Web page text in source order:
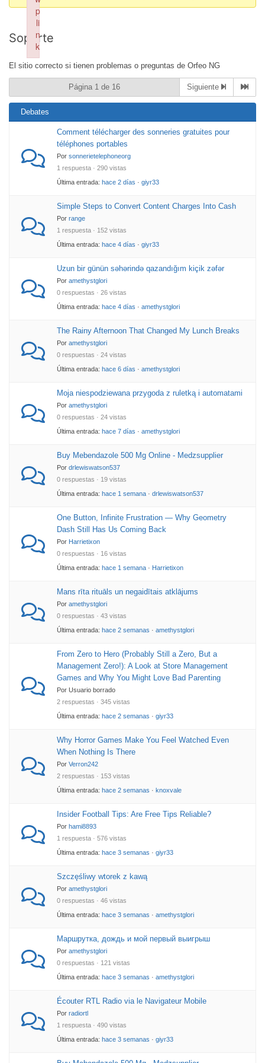
You
here:
Soporte
El sitio correcto si tienen problemas o preguntas de Orfeo NG
Página 1 de 16 Siguiente
Debates
Comment télécharger des sonneries gratuites pour
téléphones portables
Por sonnerietelephoneorg
1 respuesta · 290 vistas
Última entrada: hace 2 días · giyr33
Simple Steps to Convert Content Charges Into Cash
Por range
1 respuesta · 152 vistas
Última entrada: hace 4 días · giyr33
Uzun bir günün səhərində qazandığım kiçik zəfər
Por amethystglori
0 respuestas · 26 vistas
Última entrada: hace 4 días · amethystglori
The Rainy Afternoon That Changed My Lunch Breaks
Por amethystglori
0 respuestas · 24 vistas
Última entrada: hace 6 días · amethystglori
Moja niespodziewana przygoda z ruletką i automatami
Por amethystglori
0 respuestas · 24 vistas
Última entrada: hace 7 días · amethystglori
Buy Mebendazole 500 Mg Online - Medzsupplier
Por drlewiswatson537
0 respuestas · 19 vistas
Última entrada: hace 1 semana · drlewiswatson537
One Button, Infinite Frustration — Why Geometry
Dash Still Has Us Coming Back
Por Harrietixon
0 respuestas · 16 vistas
Última entrada: hace 1 semana · Harrietixon
Mans rīta rituāls un negaidītais atklājums
Por amethystglori
0 respuestas · 43 vistas
Última entrada: hace 2 semanas · amethystglori
From Zero to Hero (Probably Still a Zero, But a
Management Zero!): A Look at Store Management
Games and Why You Might Love Bad Parenting
Por Usuario borrado
2 respuestas · 345 vistas
Última entrada: hace 2 semanas · giyr33
Why Horror Games Make You Feel Watched Even
When Nothing Is There
Por Verron242
2 respuestas · 153 vistas
Última entrada: hace 2 semanas · knoxvale
Insider Football Tips: Are Free Tips Reliable?
Por hami8893
1 respuesta · 576 vistas
Última entrada: hace 3 semanas · giyr33
Szczęśliwy wtorek z kawą
Por amethystglori
0 respuestas · 46 vistas
Última entrada: hace 3 semanas · amethystglori
Маршрутка, дождь и мой первый выигрыш
Por amethystglori
0 respuestas · 121 vistas
Última entrada: hace 3 semanas · amethystglori
Écouter RTL Radio via le Navigateur Mobile
Por radiortl
1 respuesta · 490 vistas
Última entrada: hace 3 semanas · giyr33
p
li
n
k
Failed to initialize plugin: wplink